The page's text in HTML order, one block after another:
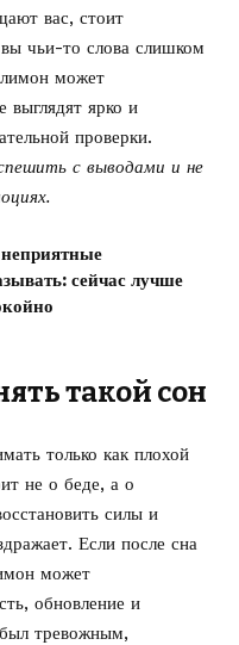
вас, стоит
чьи-то слова слишком
может
выглядят ярко и
проверки.
с выводами и не
сейчас лучше
такой сон
только как плохой
не о беде, а о
силы и
Если после сна
может
обновление и
тревожным,